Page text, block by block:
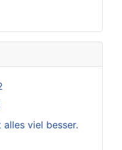
viel besser.